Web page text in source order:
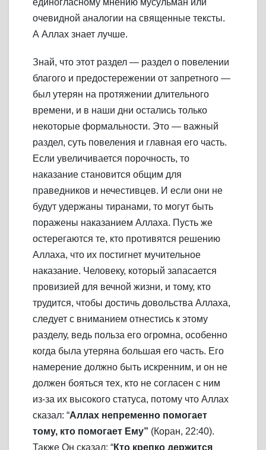
единогласному мнению мусульман или
очевидной аналогии на священные тексты.
А Аллах знает лучше.
Знай, что этот раздел — раздел о повелении
благого и предостережении от запретного —
был утерян на протяжении длительного
времени, и в наши дни остались только
некоторые формальности. Это — важный
раздел, суть повеления и главная его часть.
Если увеличивается порочность, то
наказание становится общим для
праведников и нечестивцев. И если они не
будут удержаны тиранами, то могут быть
поражены наказанием Аллаха. Пусть же
остерегаются те, кто противятся решению
Аллаха, что их постигнет мучительное
наказание. Человеку, который запасается
провизией для вечной жизни, и тому, кто
трудится, чтобы достичь довольства Аллаха,
следует с вниманием отнестись к этому
разделу, ведь польза его огромна, особенно
когда была утеряна большая его часть. Его
намерение должно быть искренним, и он не
должен бояться тех, кто не согласен с ним
из-за их высокого статуса, потому что Аллах
сказал: “Аллах непременно помогает
тому, кто помогает Ему” (Коран, 22:40).
Также Он сказал: “Кто крепко держится